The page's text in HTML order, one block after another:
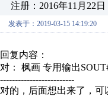
注册：2016年11月22日
发表于：2019-03-15 14:19:20
回复内容：
对： 枫画 专用输出
-------------------------
对的，后面想出来了，可